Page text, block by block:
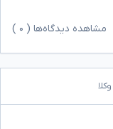
مشاهده دیدگاه‌ها ( ۰